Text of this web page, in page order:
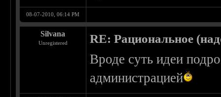
08-07-2010, 06:14 PM
Silvana
Unregistered RE: Рациональное
Вроде суть идеи
администрацией